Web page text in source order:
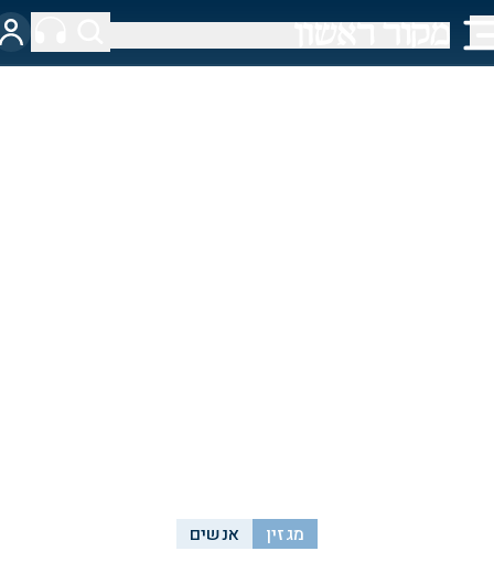
מגזין אנשים